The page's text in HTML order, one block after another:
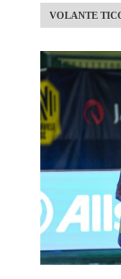
VOLANTE